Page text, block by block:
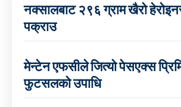
नक्सालबाट २९६ ग्राम खैरो
पक्राउ
मेन्टेन एफसीले जित्यो पेसएक्स
फुटसलको उपाधि